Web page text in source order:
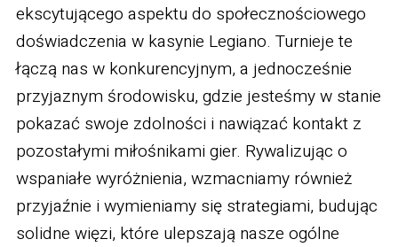
ekscytującego aspektu do społecznościowego
doświadczenia w kasynie Legiano. Turnieje te
łączą nas w konkurencyjnym, a jednocześnie
przyjaznym środowisku, gdzie jesteśmy w stanie
pokazać swoje zdolności i nawiązać kontakt z
pozostałymi miłośnikami gier. Rywalizując o
wspaniałe wyróżnienia, wzmacniamy również
przyjaźnie i wymieniamy się strategiami, budując
solidne więzi, które ulepszają nasze ogólne